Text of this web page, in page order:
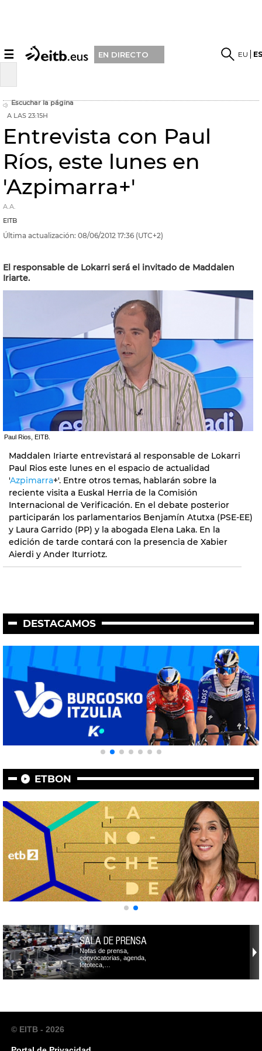
☰ EN DIRECTO EU
Escuchar la página
A LAS 23:15H
Entrevista con Paul
Ríos, este lunes en
'Azpimarra+'
A.A.
EITB
Última actualización: 08/06/2012 17:36 (UTC+2)
El responsable de Lokarri será el invitado de Maddalen
Iriarte.
Paul Rios, EITB.
Maddalen Iriarte entrevistará al responsable de Lokarri
Paul Rios este lunes en el espacio de actualidad
'Azpimarra+'. Entre otros temas, hablarán sobre la
reciente visita a Euskal Herria de la Comisión
Internacional de Verificación. En el debate posterior
participarán los parlamentarios Benjamín Atutxa (PSE-EE)
y Laura Garrido (PP) y la abogada Elena Laka. En la
edición de tarde contará con la presencia de Xabier
Aierdi y Ander Iturriotz.
DESTACAMOS
ETBON
SALA DE PRENSA
Notas de prensa,
convocatorias, agenda,
fototeca,…
© EITB - 2026